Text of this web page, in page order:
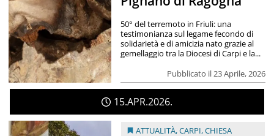
Pubblicato il 23 Aprile, 2026
50° del terremoto in Friuli: una
testimonianza sul legame fecondo di
solidarietà e di amicizia nato grazie al
gemellaggio tra la Diocesi di Carpi e la...
15APR2026
ATTUALITÀ,CARPI,CHIESA